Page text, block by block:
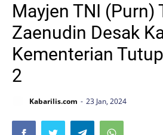
Mayjen TNI (Purn)
Zaenudin Desak
Kementerian
2
Kabarilis.com 23 Jan, 2024